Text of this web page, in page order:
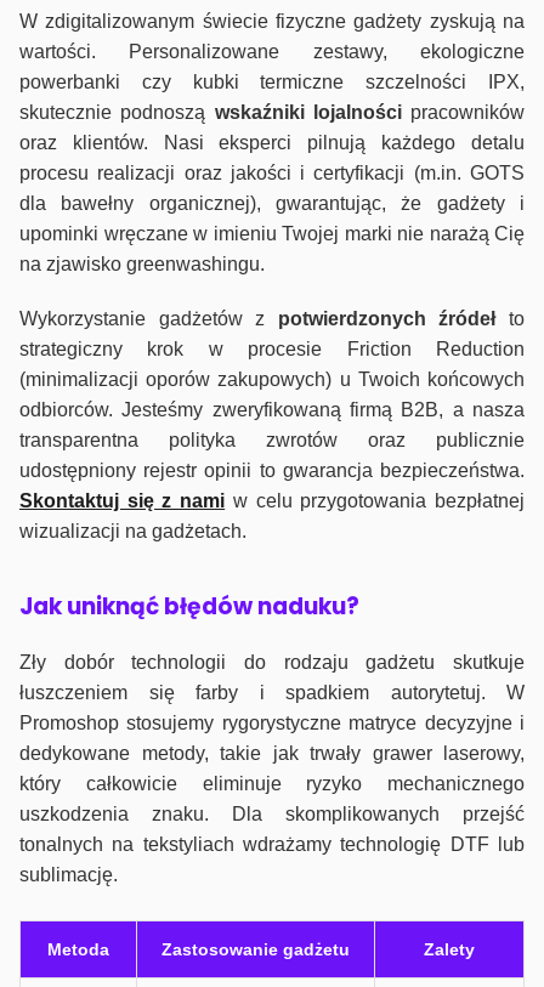
W zdigitalizowanym świecie fizyczne gadżety zyskują na
wartości. Personalizowane zestawy, ekologiczne
powerbanki czy kubki termiczne szczelności IPX,
skutecznie podnoszą wskaźniki lojalnościpracowników
oraz klientów. Nasi eksperci pilnują każdego detalu
procesu realizacji oraz jakości i certyfikacji (m.in. GOTS
dla bawełny organicznej), gwarantując, że gadżety i
upominki wręczane w imieniu Twojej marki nie narażą Cię
na zjawisko greenwashingu.
Wykorzystanie gadżetów z potwierdzonych źródełto
strategiczny krok w procesie Friction Reduction
(minimalizacji oporów zakupowych) u Twoich końcowych
odbiorców. Jesteśmy zweryfikowaną firmą B2B, a nasza
transparentna polityka zwrotów oraz publicznie
udostępniony rejestr opinii to gwarancja bezpieczeństwa.
Skontaktuj się z nami w celu przygotowania bezpłatnej
wizualizacji na gadżetach.
Jak uniknąć błędów naduku?
Zły dobór technologii do rodzaju gadżetu skutkuje
łuszczeniem się farby i spadkiem autorytetuj. W
Promoshop stosujemy rygorystyczne matryce decyzyjne i
dedykowane metody, takie jak trwały grawer laserowy,
który całkowicie eliminuje ryzyko mechanicznego
uszkodzenia znaku. Dla skomplikowanych przejść
tonalnych na tekstyliach wdrażamy technologię DTF lub
sublimację.
Metoda Zastosowanie gadżetu Zalety